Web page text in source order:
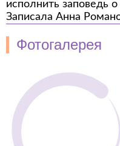
исполнить заповедь
Записала Анна
Фотогалерея